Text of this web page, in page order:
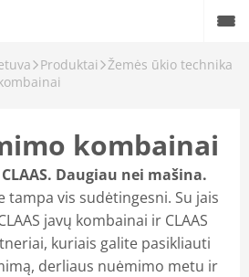
Produktai
Žemės ūkio technika
kombainai
Daugiau nei mašina.
tampa vis sudėtingesni. Su jais
javų kombainai ir CLAAS
kuriais galite pasikliauti
derliaus nuėmimo metu ir